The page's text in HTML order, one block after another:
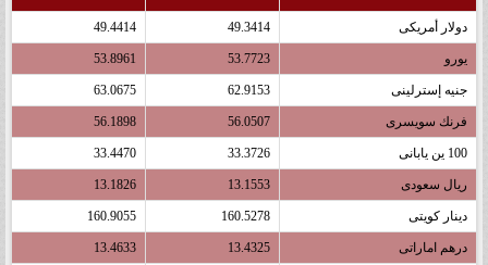
دولار أمريكى 49.3414
49.4414
يورو 53.7723
53.8961
جنيه إسترلينى 62.9153
63.0675
فرنك سويسرى 56.0507
56.1898
100 ين يابانى 33.3726
33.4470
ريال سعودى 13.1553
13.1826
دينار كويتى 160.5278
160.9055
درهم اماراتى 13.4325
13.4633